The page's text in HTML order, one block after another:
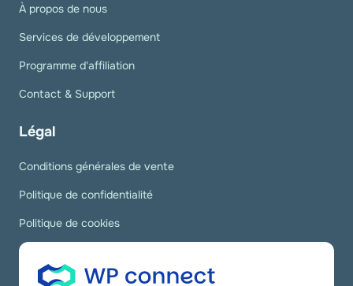
À propos de nous
Services de développement
Programme d'affiliation
Contact & Support
Légal
Conditions générales de vente
Politique de confidentialité
Politique de cookies